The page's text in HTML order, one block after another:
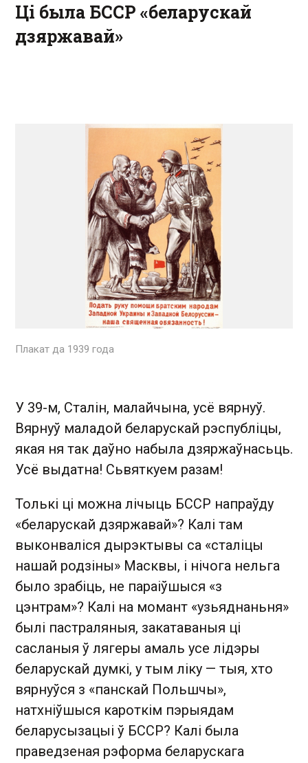
Ці была БССР «беларускай
дзяржавай»
Плакат да 1939 года
У 39-м, Сталін, малайчына, усё вярнуў.
Вярнуў маладой беларускай рэспубліцы,
якая ня так даўно набыла дзяржаўнасьць.
Усё выдатна! Сьвяткуем разам!
Толькі ці можна лічыць БССР напраўду
«беларускай дзяржавай»? Калі там
выконваліся дырэктывы са «сталіцы
нашай родзіны» Масквы, і нічога нельга
было зрабіць, не параіўшыся «з
цэнтрам»? Калі на момант «узьяднаньня»
былі пастраляныя, закатаваныя ці
сасланыя ў лягеры амаль усе лідэры
беларускай думкі, у тым ліку — тыя, хто
вярнуўся з «панскай Польшчы»,
натхніўшыся кароткім пэрыядам
беларусызацыі ў БССР? Калі была
праведзеная рэформа беларускага